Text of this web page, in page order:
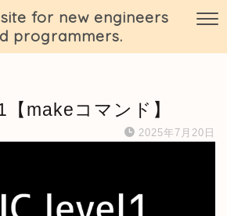
for new engineers
programmers.
makeコマンド】
2025年7月20日